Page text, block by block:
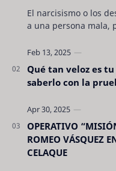
El narcisismo o los
a una persona mala,
Qué tan veloz es
saberlo con la
OPERATIVO
ROMEO VÁSQUEZ
CELAQUE